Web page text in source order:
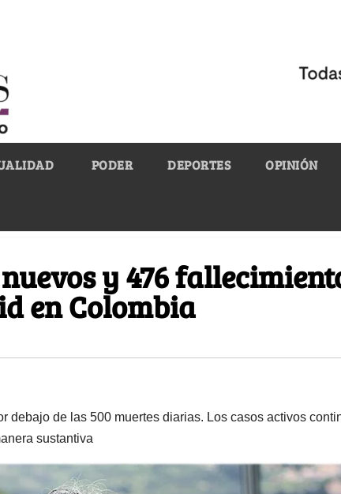
PODER DEPORTES OPINIÓN
y 476
en Colombia
debajo de las 500 muertes diarias. Los casos activos
sustantiva